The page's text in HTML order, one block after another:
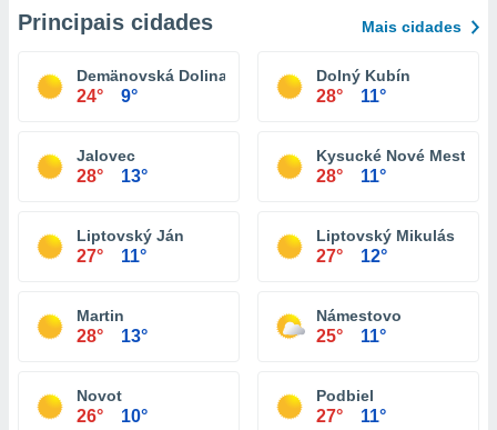
Principais cidades Mais cidades
Demänovská Dolina
24° 9°
Dolný Kubín
28° 11°
Jalovec
28° 13°
Kysucké Nové Mesto
28° 11°
Liptovský Ján
27° 11°
Liptovský Mikulás
27° 12°
Martin
28° 13°
Námestovo
25° 11°
Novot
26° 10°
Podbiel
27° 11°